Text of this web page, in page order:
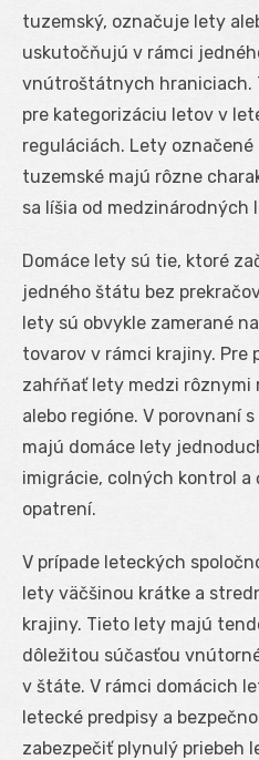
tuzemský, označuje lety
uskutočňujú v rámci
vnútroštátnych hraniciach.
pre kategorizáciu letov v
reguláciách. Lety označené
tuzemské majú rôzne
sa líšia od medzinárodných
Domáce lety sú tie, ktoré
jedného štátu bez
lety sú obvykle zamerané
tovarov v rámci krajiny. Pre
zahŕňať lety medzi
alebo regióne. V porovnaní
majú domáce lety
imigrácie, colných kontrol
opatrení.
V prípade leteckých
lety väčšinou krátke a
krajiny. Tieto lety majú
dôležitou súčasťou
v štáte. V rámci domácich
letecké predpisy a
zabezpečiť plynulý priebeh